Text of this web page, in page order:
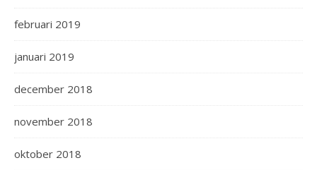
februari 2019
januari 2019
december 2018
november 2018
oktober 2018